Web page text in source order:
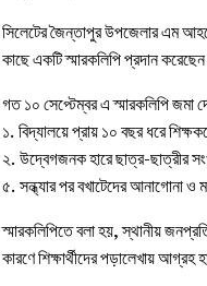
সিলেটের জৈন্তাপুর উপজেলার এম
কাছে একটি স্মারকলিপি প্রদান
গত ১০ সেপ্টেম্বর এ স্মারকলিপি জমা
১. বিদ্যালয়ে প্রায় ১০ বছর ধরে
২. উদ্বেগজনক হারে ছাত্র-ছাত্রীর
৫. সন্ধ্যার পর বখাটেদের আনাগোনা
স্মারকলিপিতে বলা হয়, স্থানীয়
কারণে শিক্ষার্থীদের পড়ালেখায়